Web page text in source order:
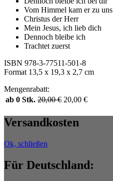
Vom Himmel kam er zu uns
Christus der Herr
Mein Jesus, ich lieb dich
Dennoch bleibe ich
Trachtet zuerst
ISBN 978-3-77511-501-8
Format 13,5 x 19,3 x 2,7 cm
Mengenrabatt:
ab 0 Stk. 20,00€ 20,00 €
Versandkosten
Ok, schließen
Für Deutschland: